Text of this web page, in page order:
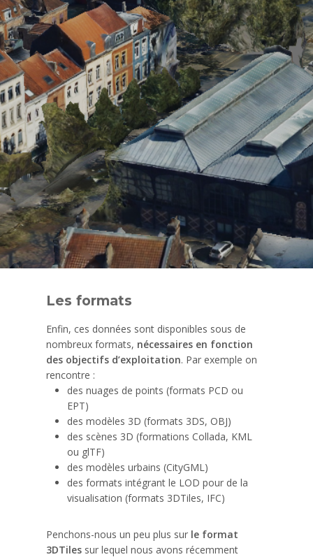
Les formats
Enfin, ces données sont disponibles sous de
nombreux formats, nécessaires en fonction
des objectifs d’exploitation. Par exemple on
rencontre :
des nuages de points (formats PCD ou
EPT)
des modèles 3D (formats 3DS, OBJ)
des scènes 3D (formations Collada, KML
ou glTF)
des modèles urbains (CityGML)
des formats intégrant le LOD pour de la
visualisation (formats 3DTiles, IFC)
Penchons-nous un peu plus sur le format
3DTiles sur lequel nous avons récemment